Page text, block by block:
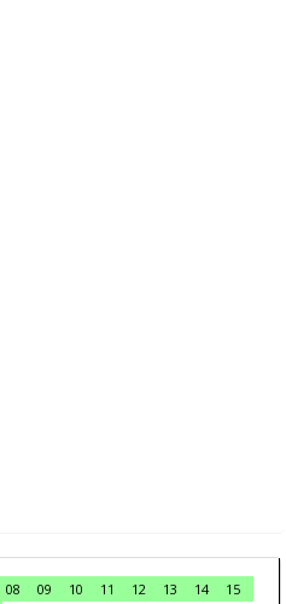
08 09 10 11 12 13 14
15